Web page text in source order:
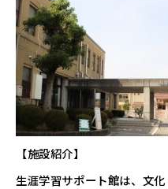
【施設紹介】
生涯学習サポート館は、文